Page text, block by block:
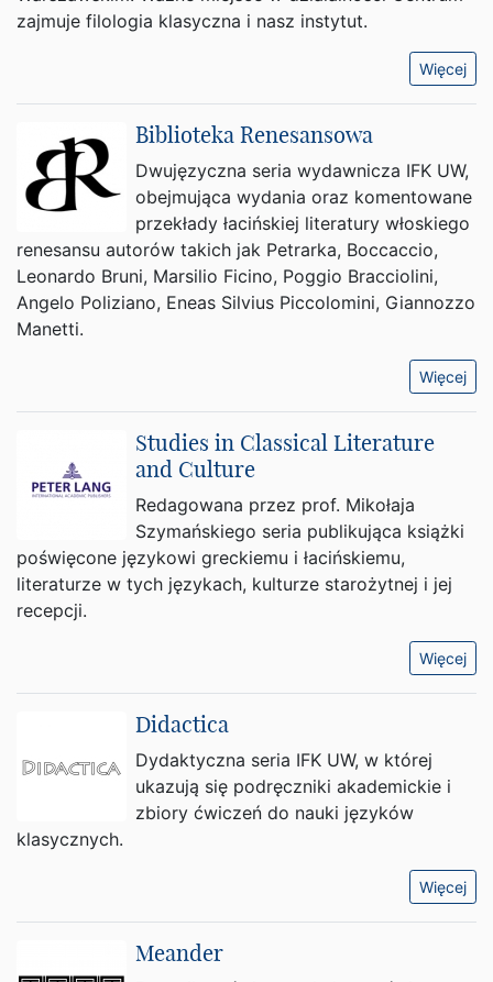
zajmuje filologia klasyczna i nasz instytut.
Więcej
Biblioteka Renesansowa
Dwujęzyczna seria wydawnicza IFK UW,
obejmująca wydania oraz komentowane
przekłady łacińskiej literatury włoskiego
renesansu autorów takich jak Petrarka, Boccaccio,
Leonardo Bruni, Marsilio Ficino, Poggio Bracciolini,
Angelo Poliziano, Eneas Silvius Piccolomini, Giannozzo
Manetti.
Więcej
Studies in Classical Literature
and Culture
Redagowana przez prof. Mikołaja
Szymańskiego seria publikująca książki
poświęcone językowi greckiemu i łacińskiemu,
literaturze w tych językach, kulturze starożytnej i jej
recepcji.
Więcej
Didactica
Dydaktyczna seria IFK UW, w której
ukazują się podręczniki akademickie i
zbiory ćwiczeń do nauki języków
klasycznych.
Więcej
Meander